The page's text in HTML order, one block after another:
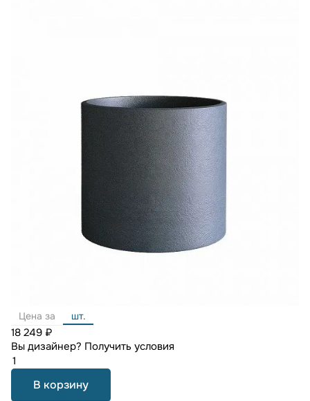
Цена за шт.
18 249 ₽
Вы дизайнер? Получить условия
В корзину